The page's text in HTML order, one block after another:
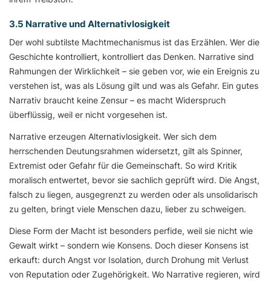
3.5 Narrative und Alternativlosigkeit
Der wohl subtilste Machtmechanismus ist das Erzählen. Wer die
Geschichte kontrolliert, kontrolliert das Denken. Narrative sind
Rahmungen der Wirklichkeit – sie geben vor, wie ein Ereignis zu
verstehen ist, was als Lösung gilt und was als Gefahr. Ein gutes
Narrativ braucht keine Zensur – es macht Widerspruch
überflüssig, weil er nicht vorgesehen ist.
Narrative erzeugen Alternativlosigkeit. Wer sich dem
herrschenden Deutungsrahmen widersetzt, gilt als Spinner,
Extremist oder Gefahr für die Gemeinschaft. So wird Kritik
moralisch entwertet, bevor sie sachlich geprüft wird. Die Angst,
falsch zu liegen, ausgegrenzt zu werden oder als unsolidarisch
zu gelten, bringt viele Menschen dazu, lieber zu schweigen.
Diese Form der Macht ist besonders perfide, weil sie nicht wie
Gewalt wirkt – sondern wie Konsens. Doch dieser Konsens ist
erkauft: durch Angst vor Isolation, durch Drohung mit Verlust
von Reputation oder Zugehörigkeit. Wo Narrative regieren, wird